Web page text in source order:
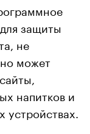
для защиты
не
может
напитков и